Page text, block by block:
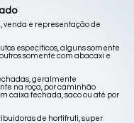
venda e representação de
específicos, alguns somente
somente com abacaxi e
geralmente
na roça, por caminhão
caixa fechada, saco ou até por
de hortifruti, super